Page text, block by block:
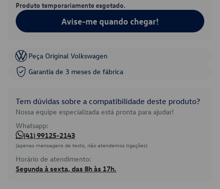
Produto temporariamente esgotado.
Avise-me quando chegar!
Peça Original Volkswagen
Garantia de 3 meses de fábrica
Tem dúvidas sobre a compatibilidade deste produto?
Nossa equipe especializada está pronta para ajudar!
Whatsapp:
(41) 99125-2143
(apenas mensagens de texto, não atendemos ligações)
Horário de atendimento:
Segunda à sexta, das 8h às 17h.